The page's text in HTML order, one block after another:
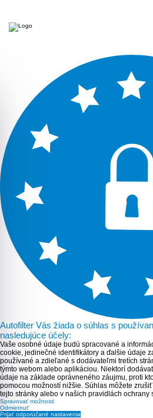
Autofilter Vás žiada o súhlas s
nasledujúce účely:
Vaše osobné údaje budú spracované a
cookie, jedinečné identifikátory a ďalšie údaje
používané a zdieľané s dodávateľmi tretích
týmto webom alebo aplikáciou. Niektorí
údaje na základe oprávneného záujmu, proti
pomocou možností nižšie. Súhlas môžete
tejto stránky alebo v našich pravidlách ochrany
Spravovať možnosti
Odmietnuť
Prijať odporúčané nastavenia